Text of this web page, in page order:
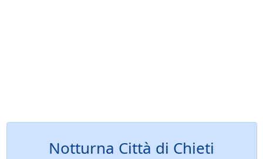
Notturna Città di Chieti